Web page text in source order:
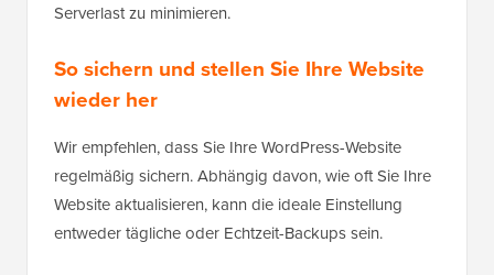
Serverlast zu minimieren.
So sichern und stellen Sie Ihre Website
wieder her
Wir empfehlen, dass Sie Ihre WordPress-Website
regelmäßig sichern. Abhängig davon, wie oft Sie Ihre
Website aktualisieren, kann die ideale Einstellung
entweder tägliche oder Echtzeit-Backups sein.